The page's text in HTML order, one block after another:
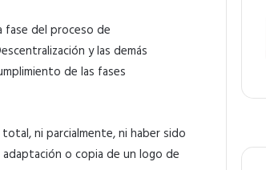
fase del proceso de
y las demás
de las fases
ni parcialmente, ni haber sido
o copia de un logo de